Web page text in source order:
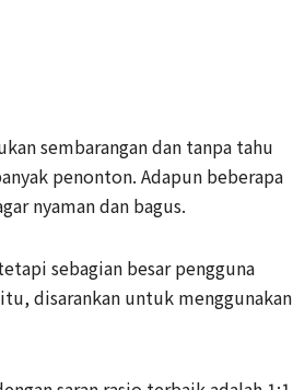
sembarangan dan tanpa tahu
penonton. Adapun beberapa
nyaman dan bagus.
sebagian besar pengguna
disarankan untuk menggunakan